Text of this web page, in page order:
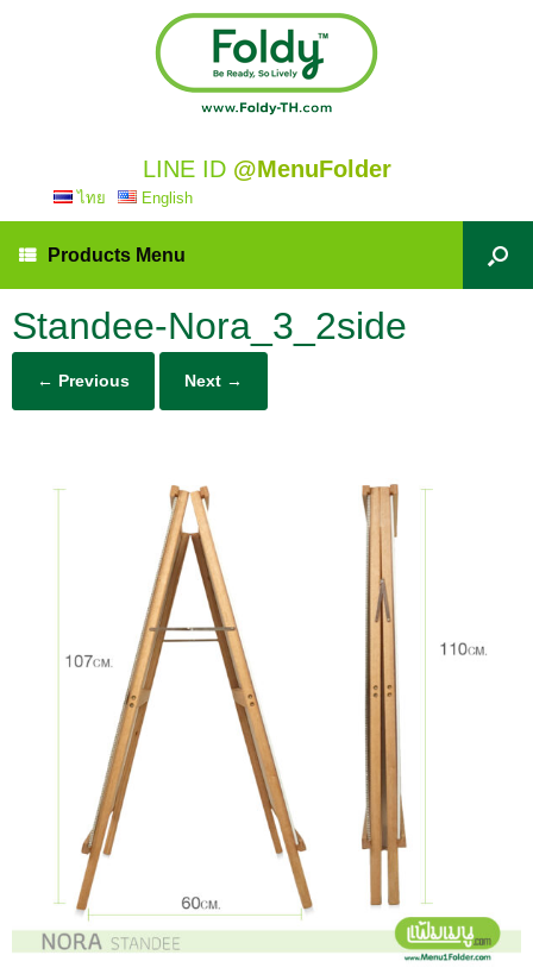
LINE ID @MenuFolder
ไทย English
Products Menu
Standee-Nora_3_2side
← Previous Next →